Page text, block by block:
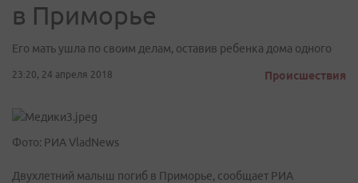
в Приморье
Его мать ушла по своим делам, оставив ребенка дома одного
23:20, 24 апреля 2018 Происшествия
Фото: РИА VladNews
Двухлетний малыш погиб в Приморье, сообщает РИА